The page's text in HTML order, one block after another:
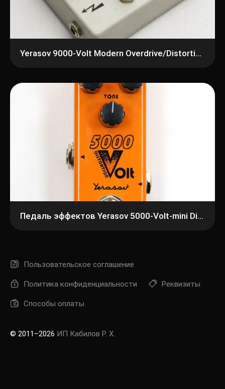
Yerasov 9000-Volt Modern Overdrive/Distortion Педаль эффектов
Педаль эффектов Yerasov 5000-Volt-mini Distortion
Пользовательское соглашение
Политика конфиденциальности Реквизиты
Способы оплаты
© 2011–2026 ИП Кабилов Р. Х.